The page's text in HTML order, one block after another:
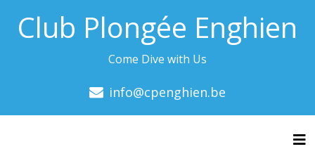
Club Plongée Enghien
Come Dive with Us
info@cpenghien.be